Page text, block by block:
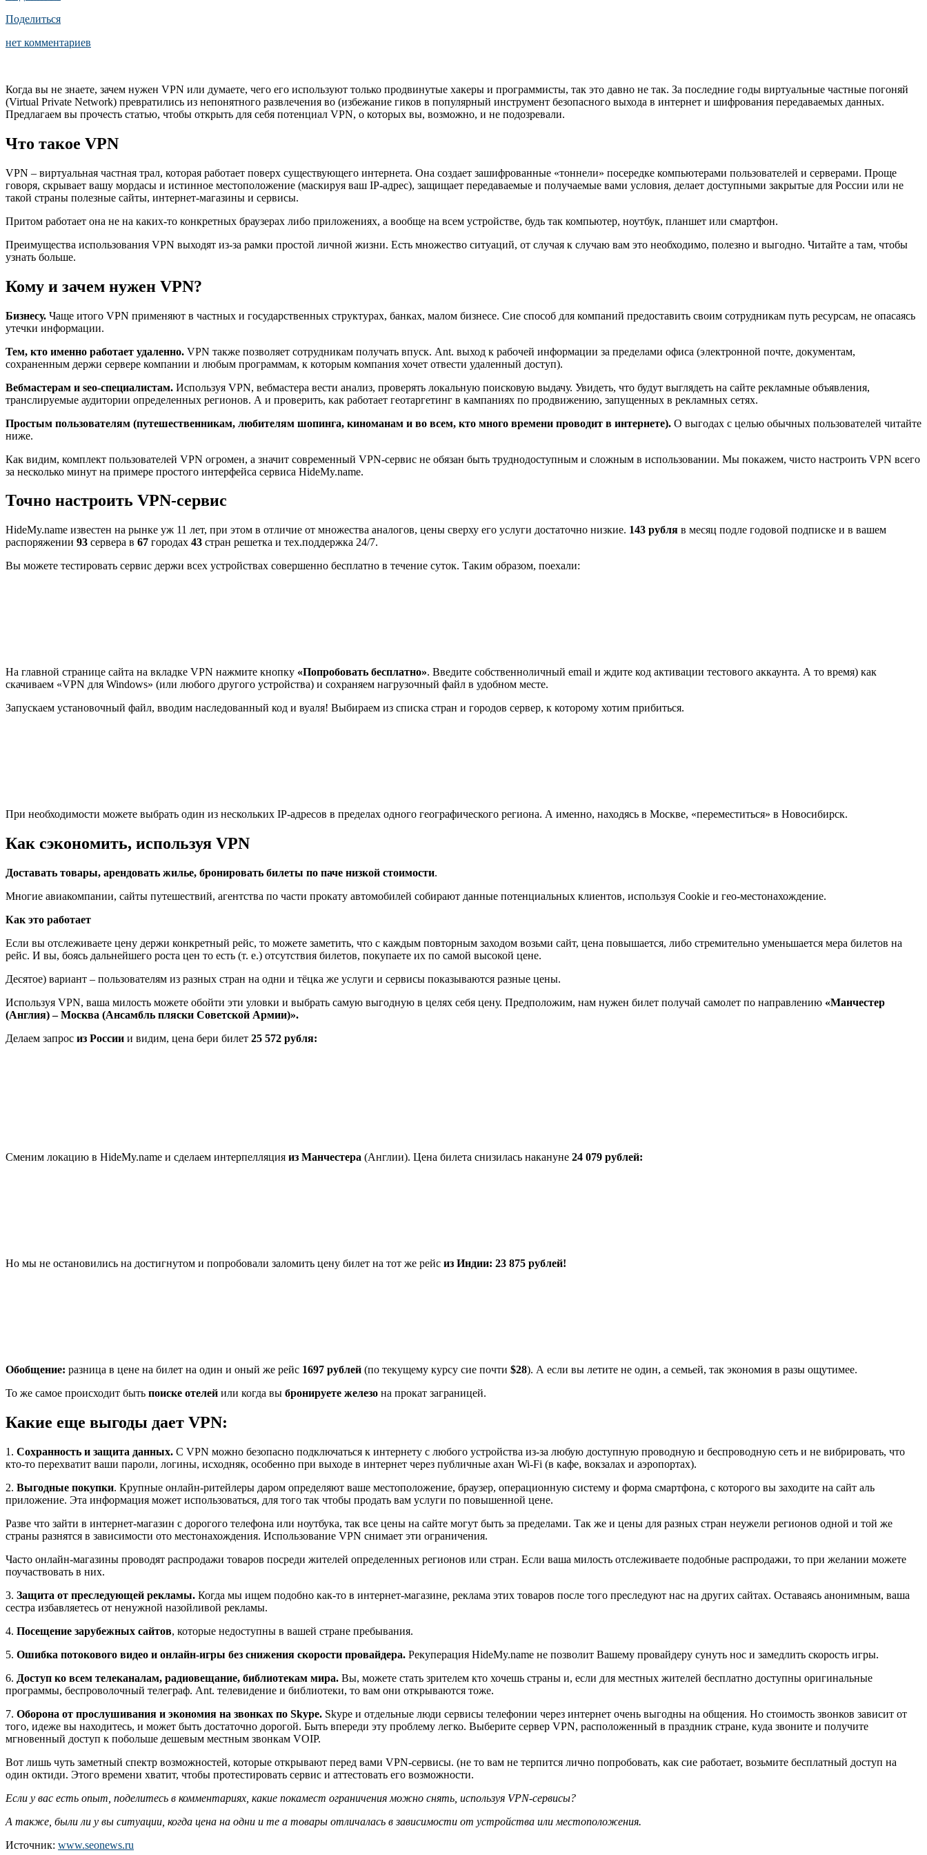
Поделиться
нет комментариев
Когда вы не знаете, зачем нужен VPN или думаете, чего его используют только продвинутые хакеры и программисты, так это давно не так. За последние годы виртуальные частные погоняй
(Virtual Private Network) превратились из непонятного развлечения во (избежание гиков в популярный инструмент безопасного выхода в интернет и шифрования передаваемых данных.
Предлагаем вы прочесть статью, чтобы открыть для себя потенциал VPN, о которых вы, возможно, и не подозревали.
Что такое VPN
VPN – виртуальная частная трал, которая работает поверх существующего интернета. Она создает зашифрованные «тоннели» посередке компьютерами пользователей и серверами. Проще
говоря, скрывает вашу мордасы и истинное местоположение (маскируя ваш IP-адрес), защищает передаваемые и получаемые вами условия, делает доступными закрытые для России или не
такой страны полезные сайты, интернет-магазины и сервисы.
Притом работает она не на каких-то конкретных браузерах либо приложениях, а вообще на всем устройстве, будь так компьютер, ноутбук, планшет или смартфон.
Преимущества использования VPN выходят из-за рамки простой личной жизни. Есть множество ситуаций, от случая к случаю вам это необходимо, полезно и выгодно. Читайте а там, чтобы
узнать больше.
Кому и зачем нужен VPN?
Бизнесу. Чаще итого VPN применяют в частных и государственных структурах, банках, малом бизнесе. Сие способ для компаний предоставить своим сотрудникам путь ресурсам, не опасаясь
утечки информации.
Тем, кто именно работает удаленно. VPN также позволяет сотрудникам получать впуск. Ant. выход к рабочей информации за пределами офиса (электронной почте, документам,
сохраненным держи сервере компании и любым программам, к которым компания хочет отвести удаленный доступ).
Вебмастерам и seo-специалистам. Используя VPN, вебмастера вести анализ, проверять локальную поисковую выдачу. Увидеть, что будут выглядеть на сайте рекламные объявления,
транслируемые аудитории определенных регионов. А и проверить, как работает геотаргетинг в кампаниях по продвижению, запущенных в рекламных сетях.
Простым пользователям (путешественникам, любителям шопинга, киноманам и во всем, кто много времени проводит в интернете). О выгодах с целью обычных пользователей читайте
ниже.
Как видим, комплект пользователей VPN огромен, а значит современный VPN-сервис не обязан быть труднодоступным и сложным в использовании. Мы покажем, чисто настроить VPN всего
за несколько минут на примере простого интерфейса сервиса HideMy.name.
Точно настроить VPN-сервис
HideMy.name известен на рынке уж 11 лет, при этом в отличие от множества аналогов, цены сверху его услуги достаточно низкие. 143 рубля в месяц подле годовой подписке и в вашем
распоряжении 93 сервера в 67 городах 43 стран решетка и тех.поддержка 24/7.
Вы можете тестировать сервис держи всех устройствах совершенно бесплатно в течение суток. Таким образом, поехали:
На главной странице сайта на вкладке VPN нажмите кнопку «Попробовать бесплатно». Введите собственноличный email и ждите код активации тестового аккаунта. А то время) как
скачиваем «VPN для Windows» (или любого другого устройства) и сохраняем нагрузочный файл в удобном месте.
Запускаем установочный файл, вводим наследованный код и вуаля! Выбираем из списка стран и городов сервер, к которому хотим прибиться.
При необходимости можете выбрать один из нескольких IP-адресов в пределах одного географического региона. А именно, находясь в Москве, «переместиться» в Новосибирск.
Как сэкономить, используя VPN
Доставать товары, арендовать жилье, бронировать билеты по паче низкой стоимости.
Многие авиакомпании, сайты путешествий, агентства по части прокату автомобилей собирают данные потенциальных клиентов, используя Cookie и гео-местонахождение.
Как это работает
Если вы отслеживаете цену держи конкретный рейс, то можете заметить, что с каждым повторным заходом возьми сайт, цена повышается, либо стремительно уменьшается мера билетов на
рейс. И вы, боясь дальнейшего роста цен то есть (т. е.) отсутствия билетов, покупаете их по самой высокой цене.
Десятое) вариант – пользователям из разных стран на одни и тёцка же услуги и сервисы показываются разные цены.
Используя VPN, ваша милость можете обойти эти уловки и выбрать самую выгодную в целях себя цену. Предположим, нам нужен билет получай самолет по направлению «Манчестер
(Англия) – Москва (Ансамбль пляски Советской Армии)».
Делаем запрос из России и видим, цена бери билет 25 572 рубля:
Сменим локацию в HideMy.name и сделаем интерпелляция из Манчестера (Англии). Цена билета снизилась накануне 24 079 рублей:
Но мы не остановились на достигнутом и попробовали заломить цену билет на тот же рейс из Индии: 23 875 рублей!
Обобщение: разница в цене на билет на один и оный же рейс 1697 рублей (по текущему курсу сие почти $28). А если вы летите не один, а семьей, так экономия в разы ощутимее.
То же самое происходит быть поиске отелей или когда вы бронируете железо на прокат заграницей.
Какие еще выгоды дает VPN:
1. Сохранность и защита данных. С VPN можно безопасно подключаться к интернету с любого устройства из-за любую доступную проводную и беспроводную сеть и не вибрировать, что
кто-то перехватит ваши пароли, логины, исходняк, особенно при выходе в интернет через публичные ахан Wi-Fi (в кафе, вокзалах и аэропортах).
2. Выгодные покупки. Крупные онлайн-ритейлеры даром определяют ваше местоположение, браузер, операционную систему и форма смартфона, с которого вы заходите на сайт аль
приложение. Эта информация может использоваться, для того так чтобы продать вам услуги по повышенной цене.
Разве что зайти в интернет-магазин с дорогого телефона или ноутбука, так все цены на сайте могут быть за пределами. Так же и цены для разных стран неужели регионов одной и той же
страны разнятся в зависимости ото местонахождения. Использование VPN снимает эти ограничения.
Часто онлайн-магазины проводят распродажи товаров посреди жителей определенных регионов или стран. Если ваша милость отслеживаете подобные распродажи, то при желании можете
поучаствовать в них.
3. Защита от преследующей рекламы. Когда мы ищем подобно как-то в интернет-магазине, реклама этих товаров после того преследуют нас на других сайтах. Оставаясь анонимным, ваша
сестра избавляетесь от ненужной назойливой рекламы.
4. Посещение зарубежных сайтов, которые недоступны в вашей стране пребывания.
5. Ошибка потокового видео и онлайн-игры без снижения скорости провайдера. Рекуперация HideMy.name не позволит Вашему провайдеру сунуть нос и замедлить скорость игры.
6. Доступ ко всем телеканалам, радиовещание, библиотекам мира. Вы, можете стать зрителем кто хочешь страны и, если для местных жителей бесплатно доступны оригинальные
программы, беспроволочный телеграф. Ant. телевидение и библиотеки, то вам они открываются тоже.
7. Оборона от прослушивания и экономия на звонках по Skype. Skype и отдельные люди сервисы телефонии через интернет очень выгодны на общения. Но стоимость звонков зависит от
того, идеже вы находитесь, и может быть достаточно дорогой. Быть впереди эту проблему легко. Выберите сервер VPN, расположенный в праздник стране, куда звоните и получите
мгновенный доступ к побольше дешевым местным звонкам VОIP.
Вот лишь чуть заметный спектр возможностей, которые открывают перед вами VPN-сервисы. (не то вам не терпится лично попробовать, как сие работает, возьмите бесплатный доступ на
один октиди. Этого времени хватит, чтобы протестировать сервис и аттестовать его возможности.
Если у вас есть опыт, поделитесь в комментариях, какие покамест ограничения можно снять, используя VPN-сервисы?
А также, были ли у вы ситуации, когда цена на одни и те а товары отличалась в зависимости от устройства или местоположения.
Источник: www.seonews.ru